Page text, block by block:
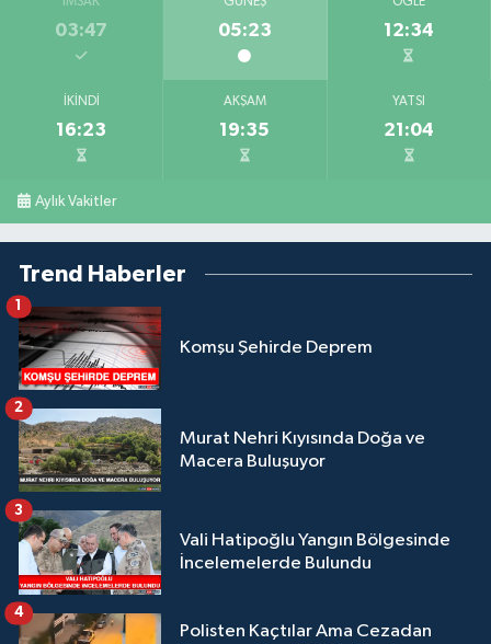
03:47 05:23 12:34
İKINDI
16:23
AKŞAM
19:35
YATSI
21:04
Aylık Vakitler
Trend Haberler
Komşu Şehirde Deprem
1
Murat Nehri Kıyısında Doğa ve
Macera Buluşuyor
2
Vali Hatipoğlu Yangın Bölgesinde
İncelemelerde Bulundu
3
Polisten Kaçtılar Ama Cezadan
4